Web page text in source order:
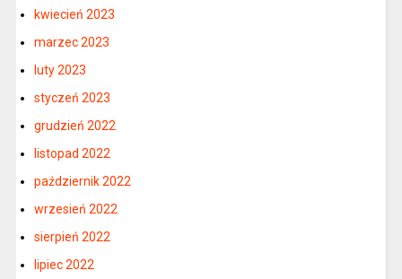
kwiecień 2023
marzec 2023
luty 2023
styczeń 2023
grudzień 2022
listopad 2022
październik 2022
wrzesień 2022
sierpień 2022
lipiec 2022